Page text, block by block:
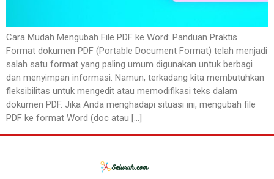
Cara Mudah Mengubah File PDF ke Word: Panduan Praktis
Format dokumen PDF (Portable Document Format) telah menjadi
salah satu format yang paling umum digunakan untuk berbagi
dan menyimpan informasi. Namun, terkadang kita membutuhkan
fleksibilitas untuk mengedit atau memodifikasi teks dalam
dokumen PDF. Jika Anda menghadapi situasi ini, mengubah file
PDF ke format Word (doc atau […]